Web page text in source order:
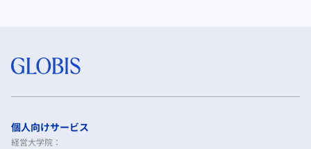
個人向けサービス
経営大学院：